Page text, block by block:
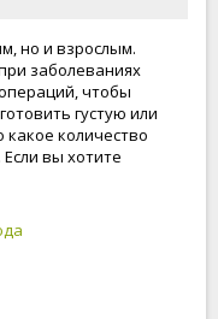
но и взрослым.
заболеваниях
чтобы
густую или
какое количество
вы хотите
крупы 2
понадобиться 3
кашу можно с